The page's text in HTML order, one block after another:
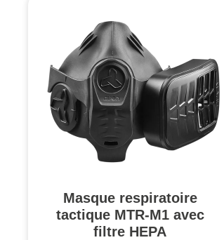
Masque respiratoire
tactique MTR-M1 avec
filtre HEPA